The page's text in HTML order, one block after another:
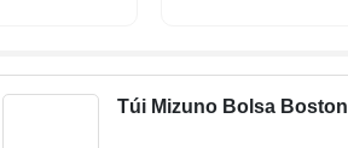
Túi Mizuno Bolsa